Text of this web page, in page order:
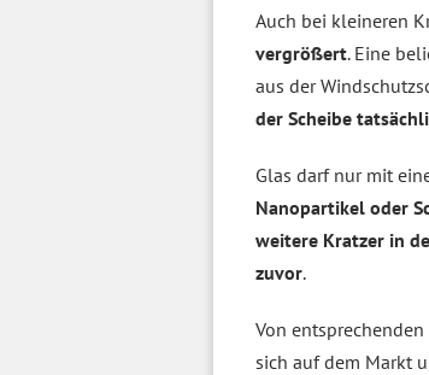
Auch bei kleineren
vergrößert. Eine
aus der
der Scheibe
Glas darf nur mit
Nanopartikel oder
weitere Kratzer in
zuvor.
Von
sich auf dem Markt